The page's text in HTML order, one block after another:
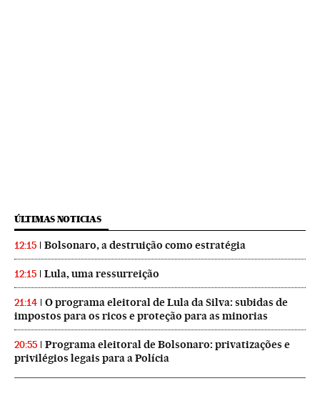
ÚLTIMAS NOTICIAS
12:15 Bolsonaro, a destruição como estratégia
12:15 Lula, uma ressurreição
21:14
O programa eleitoral de Lula da Silva: subidas de
impostos para os ricos e proteção para as minorias
20:55
Programa eleitoral de Bolsonaro: privatizações e
privilégios legais para a Polícia